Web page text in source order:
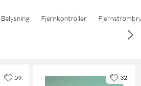
Belysning Fjernkontroller
59 32